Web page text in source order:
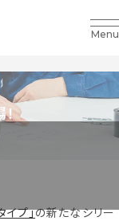
Menu
イプ」の新たなシリー